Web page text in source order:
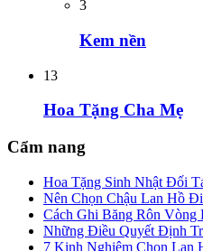
3
Kem nền
13
Hoa Tặng Cha Mẹ
Cẩm nang
Hoa Tặng Sinh Nhật Đối
Nên Chọn Chậu Lan Hồ
Cách Ghi Băng Rôn
Những Điều Quyết Định
7 Kinh Nghiệm Chọn Lan